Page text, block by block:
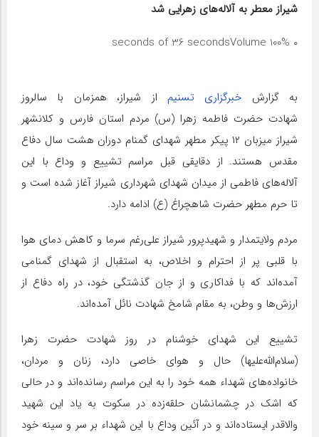
شیراز معطر به آلاله‌های زهرایی شد
۰ seconds of 36 seconds Volume 100%
به گزارش خبرگزاری تسنیم از شیراز، همزمان با سالروز
شهادت حضرت فاطمه زهرا (س) مردم استان فارس و کلانشهر
شیراز میزبان ۱۲ پیکر مطهر شهدای گمنام دوران هشت سال دفاع
مقدس هستند. از دقایقی قبل مراسم تشییع و وداع با این
آلاله‌های فاطمی از میدان شهدای شهرداری شیراز آغاز شده است و
تا حرم مطهر حضرت شاهچراغ (ع) ادامه دارد.
مردم ولایتمدار و شهیدپرور شیراز علی‌رغم سرما و کاهش دمای هوا
با قلبی پر از احترام و اخلاص، به استقبال از شهدای گمنامی
آمده‌اند که با فداکاری و از جان گذشتگی خود، در راه دفاع از
ارزش‌ها و وطن، به مقام شامخ شهادت نائل آمده‌اند.
تشییع این شهدای خوشنام در روز شهادت حضرت زهرا
(سلام‌الله‌علیها) حال و هوای خاصی دارد، زنان و مردان،
خانواده‌های شهداء همه خود را به این مراسم رسانده‌اند و در حالی
که اشک در چشمانشان حلقه‌زده در سکوت به یاد این شهید
والاقدر ایستاده‌اند و در آئین وداع با این شهداء بر سر و سینه خود